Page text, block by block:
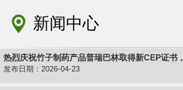
新闻中心
热烈庆祝竹子制药产品普瑞巴林取得新CEP证书
发布日期：2026-04-23